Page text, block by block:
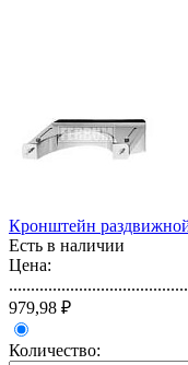
Кронштейн
Есть в наличии
Цена:
979,98 ₽
Количество: